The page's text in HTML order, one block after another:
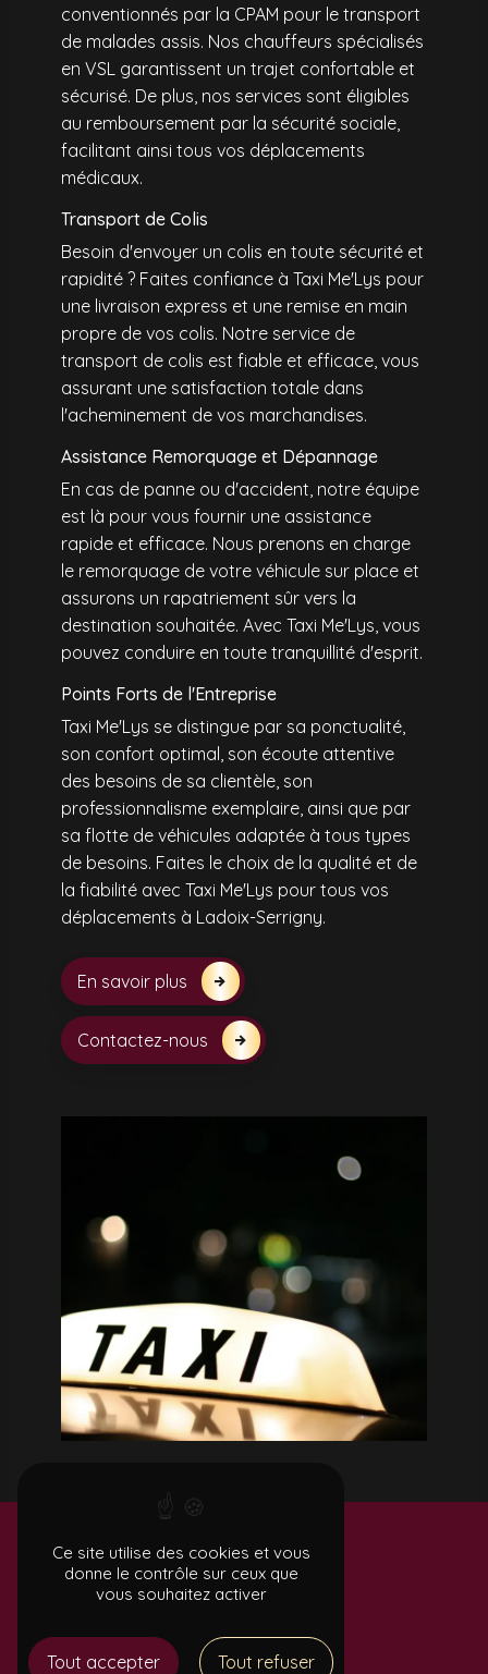
conventionnés par la CPAM pour le transport
de malades assis. Nos chauffeurs spécialisés
en VSL garantissent un trajet confortable et
sécurisé. De plus, nos services sont éligibles
au remboursement par la sécurité sociale,
facilitant ainsi tous vos déplacements
médicaux.
Transport de Colis
Besoin d'envoyer un colis en toute sécurité et
rapidité ? Faites confiance à Taxi Me'Lys pour
une livraison express et une remise en main
propre de vos colis. Notre service de
transport de colis est fiable et efficace, vous
assurant une satisfaction totale dans
l'acheminement de vos marchandises.
Assistance Remorquage et Dépannage
En cas de panne ou d'accident, notre équipe
est là pour vous fournir une assistance
rapide et efficace. Nous prenons en charge
le remorquage de votre véhicule sur place et
assurons un rapatriement sûr vers la
destination souhaitée. Avec Taxi Me'Lys, vous
pouvez conduire en toute tranquillité d'esprit.
Points Forts de l'Entreprise
Taxi Me'Lys se distingue par sa ponctualité,
son confort optimal, son écoute attentive
des besoins de sa clientèle, son
professionnalisme exemplaire, ainsi que par
sa flotte de véhicules adaptée à tous types
de besoins. Faites le choix de la qualité et de
la fiabilité avec Taxi Me'Lys pour tous vos
déplacements à Ladoix-Serrigny.
En savoir plus
Contactez-nous
ADRESSE
Ce site utilise des cookies et vous
donne le contrôle sur ceux que
vous souhaitez activer
Tout accepter Tout refuser